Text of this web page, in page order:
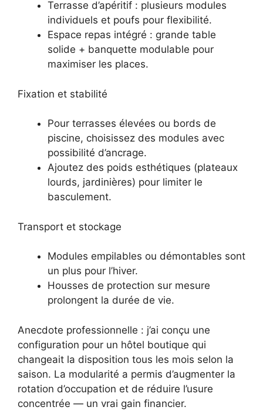
Terrasse d’apéritif : plusieurs modules
individuels et poufs pour flexibilité.
Espace repas intégré : grande table
solide + banquette modulable pour
maximiser les places.
Fixation et stabilité
Pour terrasses élevées ou bords de
piscine, choisissez des modules avec
possibilité d’ancrage.
Ajoutez des poids esthétiques (plateaux
lourds, jardinières) pour limiter le
basculement.
Transport et stockage
Modules empilables ou démontables sont
un plus pour l’hiver.
Housses de protection sur mesure
prolongent la durée de vie.
Anecdote professionnelle : j’ai conçu une
configuration pour un hôtel boutique qui
changeait la disposition tous les mois selon la
saison. La modularité a permis d’augmenter la
rotation d’occupation et de réduire l’usure
concentrée — un vrai gain financier.